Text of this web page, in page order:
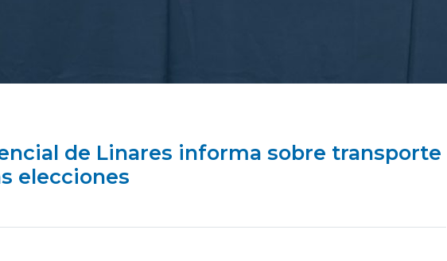
de Linares informa sobre transporte
elecciones